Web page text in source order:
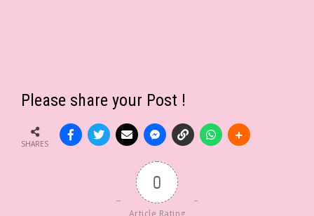
Please share your Post !
SHARES
0
Article Rating